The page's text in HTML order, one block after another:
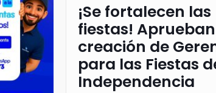
¡Se fortalecen las
fiestas! Aprueban
creación de
para las Fiestas
Independencia